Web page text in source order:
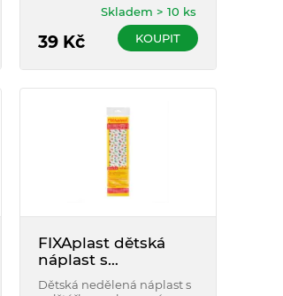
umožňuje pokožce dýchat.
39Kč
Skladem > 10 ks
KOUPIT
FIXAplast dětská
náplast s
polštářkem 50 x 6
Dětská nedělená náplast s